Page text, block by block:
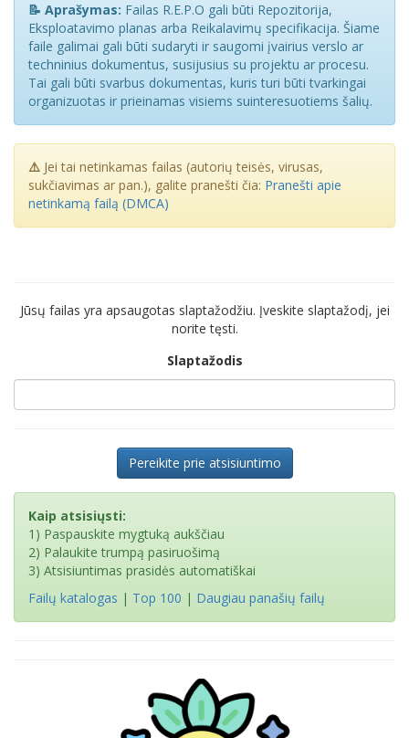
📝 Aprašymas: Failas R.E.P.O gali būti Repozitorija,
Eksploatavimo planas arba Reikalavimų specifikacija. Šiame
faile galimai gali būti sudaryti ir saugomi įvairius verslo ar
techninius dokumentus, susijusius su projektu ar procesu.
Tai gali būti svarbus dokumentas, kuris turi būti tvarkingai
organizuotas ir prieinamas visiems suinteresuotiems šalių.
⚠️ Jei tai netinkamas failas (autorių teisės, virusas,
sukčiavimas ar pan.), galite pranešti čia: Pranešti apie
netinkamą failą (DMCA)
Jūsų failas yra apsaugotas slaptažodžiu. Įveskite slaptažodį, jei
norite tęsti.
Slaptažodis
Pereikite prie atsisiuntimo
Kaip atsisiųsti:
1) Paspauskite mygtuką aukščiau
2) Palaukite trumpą pasiruošimą
3) Atsisiuntimas prasidės automatiškai
Failų katalogas | Top 100 | Daugiau panašių failų